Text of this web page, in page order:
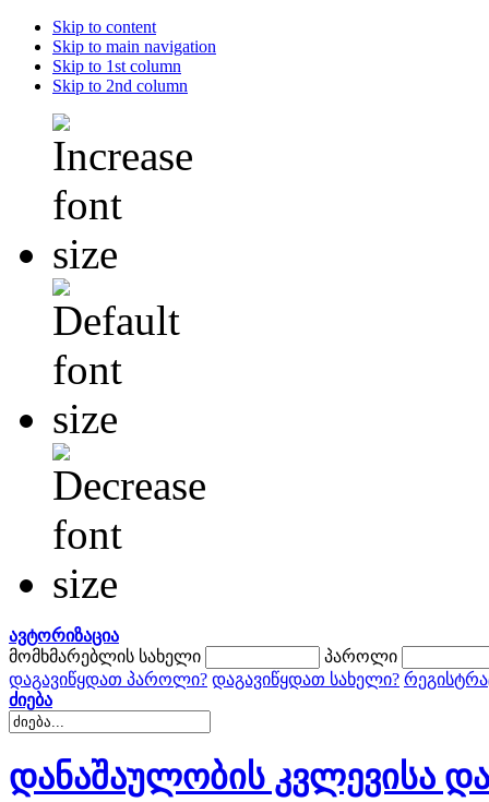
Skip to content
Skip to main navigation
Skip to 1st column
Skip to 2nd column
ავტორიზაცია
მომხმარებლის სახელი
პაროლი
დაგავიწყდათ პაროლი? დაგავიწყდათ სახელი?
ძიება
დანაშაულობის კვლევისა